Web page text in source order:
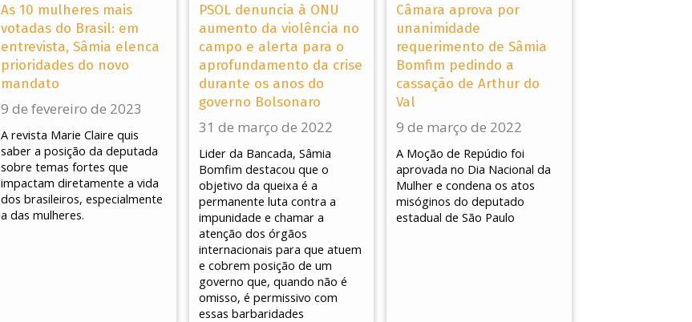
As 10 mulheres mais
votadas do Brasil: em
entrevista, Sâmia elenca
prioridades do novo
mandato
9 de fevereiro de 2023
A revista Marie Claire quis
saber a posição da deputada
sobre temas fortes que
impactam diretamente a vida
dos brasileiros, especialmente
a das mulheres.
PSOL denuncia à ONU
aumento da violência no
campo e alerta para o
aprofundamento da crise
durante os anos do
governo Bolsonaro
31 de março de 2022
Lider da Bancada, Sâmia
Bomfim destacou que o
objetivo da queixa é a
permanente luta contra a
impunidade e chamar a
atenção dos órgãos
internacionais para que atuem
e cobrem posição de um
governo que, quando não é
omisso, é permissivo com
essas barbaridades
Câmara aprova por
unanimidade
requerimento de Sâmia
Bomfim pedindo a
cassação de Arthur do
Val
9 de março de 2022
A Moção de Repúdio foi
aprovada no Dia Nacional da
Mulher e condena os atos
misóginos do deputado
estadual de São Paulo